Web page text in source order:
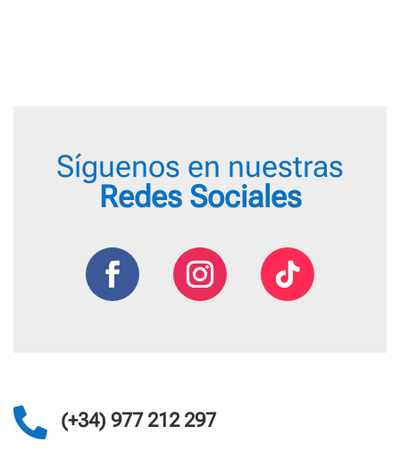
Síguenos en nuestras
Redes Sociales
 (+34) 977 212 297